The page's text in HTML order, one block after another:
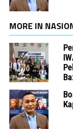
MORE IN